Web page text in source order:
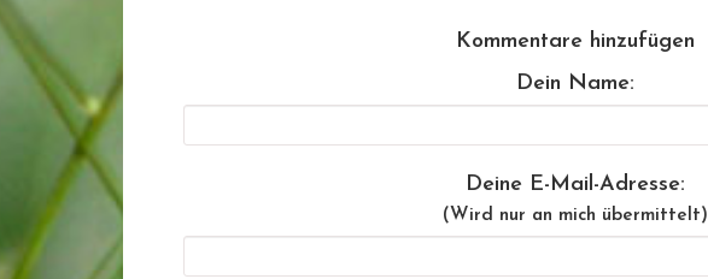
Kommentare hinzufügen
Dein Name:
Deine E-Mail-Adresse:
(Wird nur an mich übermittelt)